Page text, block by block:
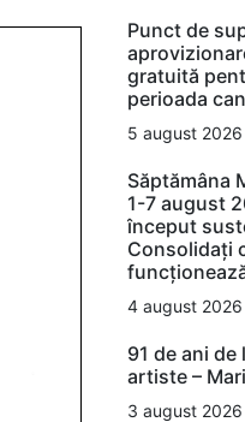
Punct de
gratuită
perioada
5 august 2026
Săptămâna
1-7 august
început
Consolidați
4 august 2026
91 de ani de
artiste –
3 august 2026